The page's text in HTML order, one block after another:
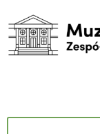
Muzeum
w